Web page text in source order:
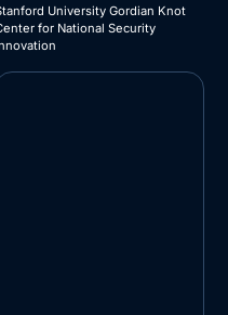
University Gordian Knot
for National Security